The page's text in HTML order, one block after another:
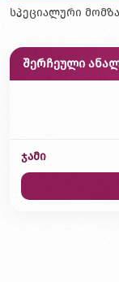
სპეციალური
შერჩეული
ჯამი